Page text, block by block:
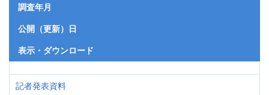
調査年月
公開（更新）日
表示・ダウンロード
記者発表資料